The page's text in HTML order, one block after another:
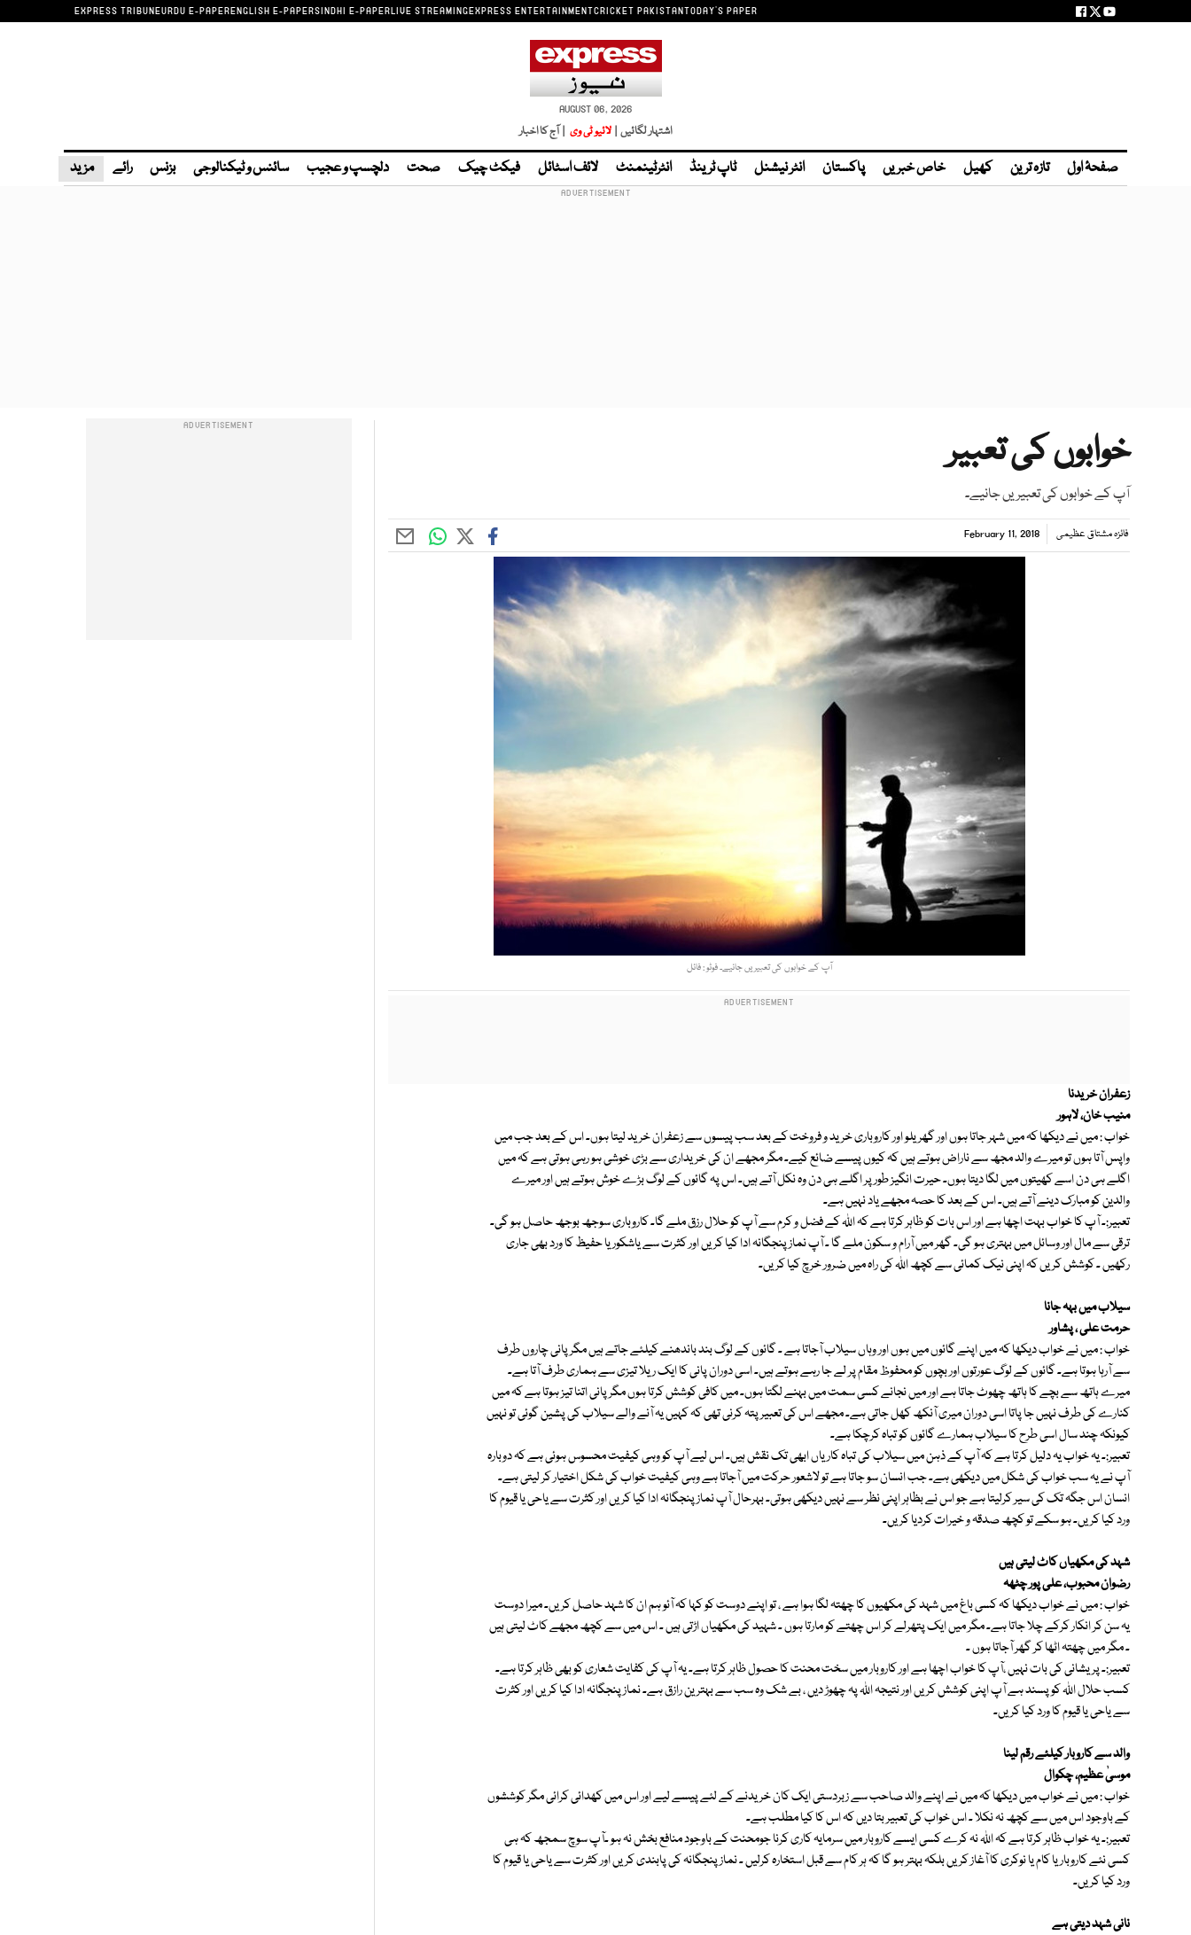
EXPRESS TRIBUNEURDU E-PAPERENGLISH E-PAPERSINDHI E-PAPERLIVE STREAMINGEXPRESS ENTERTAINMENTCRICKET PAKISTANTODAY'S PAPER
AUGUST 06, 2026
اشتہار لگائیں | لائیو ٹی وی | آج کا اخبار
صفحۂ اول تازہ ترین کھیل خاص خبریں پاکستان انٹر نیشنل ٹاپ ٹرینڈ انٹرٹینمنٹ لائف اسٹائل فیکٹ چیک صحت دلچسپ و عجیب سائنس و ٹیکنالوجی بزنس رائے مزید
خوابوں کی تعبیر
آپ کے خوابوں کی تعبیریں جانیے۔
فائزہ مشتاق عظیمی February 11, 2018
آپ کے خوابوں کی تعبیریں جانیے۔ فوٹو : فائل
زعفران خریدنا
منیب خان، لاہور
خواب : میں نے دیکھا کہ میں شہر جاتا ہوں اور گھریلو اور کاروباری خرید و فروخت کے بعد سب پیسوں سے زعفران خرید لیتا ہوں۔ اس کے بعد جب میں
واپس آتا ہوں تو میرے والد مجھ سے ناراض ہوتے ہیں کہ کیوں پیسے ضائع کیے۔ مگر مجھے ان کی خریداری سے بڑی خوشی ہو رہی ہوتی ہے کہ میں
اگلے ہی دن اسے کھیتوں میں لگا دیتا ہوں۔ حیرت انگیز طور پر اگلے ہی دن وہ نکل آتے ہیں۔ اس پہ گائوں کے لوگ بڑے خوش ہوتے ہیں اور میرے
والدین کو مبارک دینے آتے ہیں۔ اس کے بعد کا حصہ مجھے یاد نہیں ہے۔
تعبیر:۔ آپ کا خواب بہت اچھا ہے اور اس بات کو ظاہر کرتا ہے کہ اللہ کے فضل و کرم سے آپ کو حلال رزق ملے گا۔ کاروباری سوجھ بوجھ حاصل ہو گی۔
ترقی سے مال اور وسائل میں بہتری ہو گی۔ گھر میں آرام و سکون ملے گا ۔ آپ نماز پنجگانہ ادا کیا کریں اور کثرت سے یاشکور یا حفیظ کا ورد بھی جاری
رکھیں ۔ کوشش کریں کہ اپنی نیک کمائی سے کچھ اللہ کی راہ میں ضرور خرچ کیا کریں۔
سیلاب میں بہہ جانا
حرمت علی ، پشاور
خواب : میں نے خواب دیکھا کہ میں اپنے گائوں میں ہوں اور وہاں سیلاب آجاتا ہے ۔ گائوں کے لوگ بند باندھنے کیلئے جاتے ہیں مگر پانی چاروں طرف
سے آرہا ہوتا ہے۔ گائوں کے لوگ عورتوں اور بچوں کو محفوظ مقام پر لے جا رہے ہوتے ہیں۔ اسی دوران پانی کا ایک ریلا تیزی سے ہماری طرف آتا ہے۔
میرے ہاتھ سے بچے کا ہاتھ چھوٹ جاتا ہے اور میں نجانے کسی سمت میں بہنے لگتا ہوں۔ میں کافی کوشش کرتا ہوں مگر پانی اتنا تیز ہوتا ہے کہ میں
کنارے کی طرف نہیں جا پاتا اسی دوران میری آنکھ کھل جاتی ہے۔ مجھے اس کی تعبیر پتہ کرنی تھی کہ کہیں یہ آنے والے سیلاب کی پشین گوئی تو نہیں
کیونکہ چند سال اسی طرح کا سیلاب ہمارے گائوں کو تباہ کرچکا ہے۔
تعبیر:۔ یہ خواب یہ دلیل کرتا ہے کہ آپ کے ذہن میں سیلاب کی تباہ کاریاں ابھی تک نقش ہیں۔ اس لیے آپ کو وہی کیفیت محسوس ہوئی ہے کہ دوبارہ
آپ نے یہ سب خواب کی شکل میں دیکھی ہے۔ جب انسان سو جاتا ہے تو لاشعور حرکت میں آجاتا ہے وہی کیفیت خواب کی شکل اختیار کر لیتی ہے۔
انسان اس جگہ تک کی سیر کرلیتا ہے جو اس نے بظاہر اپنی نظر سے نہیں دیکھی ہوتی۔ بہرحال آپ نماز پنجگانہ ادا کیا کریں اور کثرت سے یاحی یا قیوم کا
ورد کیا کریں۔ ہو سکے تو کچھ صدقہ و خیرات کردیا کریں۔
شہد کی مکھیاں کاٹ لیتی ہیں
رضوان محبوب، علی پور چٹھہ
خواب : میں نے خواب دیکھا کہ کسی باغ میں شہد کی مکھیوں کا چھتہ لگا ہوا ہے ، تو اپنے دوست کو کہا کہ آئو ہم ان کا شہد حاصل کریں۔ میرا دوست
یہ سن کر انکار کرکے چلا جاتا ہے۔ مگر میں ایک پتھرلے کر اس چھتے کو مارتا ہوں ۔ شہید کی مکھیاں اڑتی ہیں ۔ اس میں سے کچھ مجھے کاٹ لیتی ہیں
۔ مگر میں چھتہ اٹھا کر گھر آجاتا ہوں ۔
تعبیر:۔ پریشانی کی بات نہیں ،آپ کا خواب اچھا ہے اور کاروبار میں سخت محنت کا حصول ظاہر کرتا ہے۔ یہ آپ کی کفایت شعاری کو بھی ظاہر کرتا ہے۔
کسب حلال اللہ کو پسند ہے آپ اپنی کوشش کریں اور نتیجہ اللہ پہ چھوڑ دیں ، بے شک وہ سب سے بہترین رازق ہے۔ نماز پنجگانہ ادا کیا کریں اور کثرت
سے یاحی یا قیوم کا ورد کیا کریں۔
والد سے کاروبار کیلئے رقم لینا
موسیٰ عظیم، چکوال
خواب : میں نے خواب میں دیکھا کہ میں نے اپنے والد صاحب سے زبردستی ایک کان خریدنے کے لئے پیسے لیے اور اس میں کھدائی کرائی مگر کوششوں
کے باوجود اس میں سے کچھ نہ نکلا ۔ اس خواب کی تعبیر بتا دیں کہ اس کا کیا مطلب ہے۔
تعبیر:۔ یہ خواب ظاہر کرتا ہے کہ اللہ نہ کرے کسی ایسے کاروبار میں سرمایہ کاری کرنا جومحنت کے باوجود منافع بخش نہ ہو ۔آپ سوچ سمجھ کہ ہی
کسی نئے کاروبار یا کام یا نوکری کا آغاز کریں بلکہ بہتر ہو گا کہ ہر کام سے قبل استخارہ کرلیں ۔ نماز پنجگانہ کی پابندی کریں اور کثرت سے یاحی یا قیوم کا
ورد کیا کریں۔
نانی شہد دیتی ہے